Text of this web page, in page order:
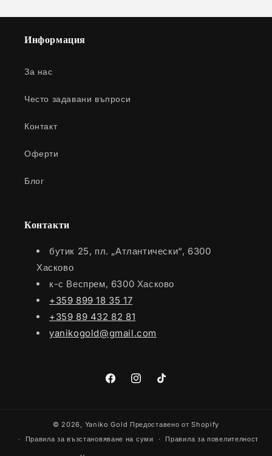
Информация
За нас
Често задавани въпроси
Контакт
Оферти
Блог
Контакти
бутик 25, пл. „Атлантически“, 6300
Хасково
к-с Веспрем, 6300 Хасково
+359 899 18 35 17
+359 89 432 82 81
yanikogold@gmail.com
FacebookInstagramTikTok
© 2026, Yaniko Gold Предоставено от Shopify
Правила за възстановяване на суми
Правила за повелителност